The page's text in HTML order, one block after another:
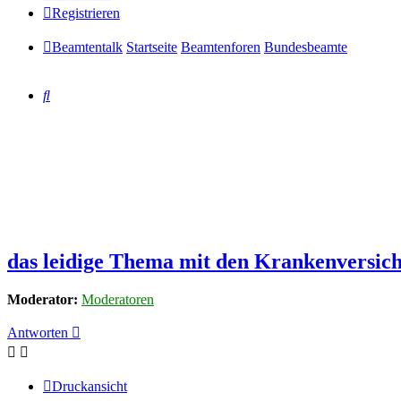
Registrieren
Beamtentalk Startseite Beamtenforen Bundesbeamte
Suche
das leidige Thema mit den
Moderator: Moderatoren
Antworten
Druckansicht